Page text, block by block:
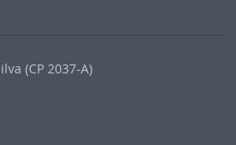
(CP 2037-A)